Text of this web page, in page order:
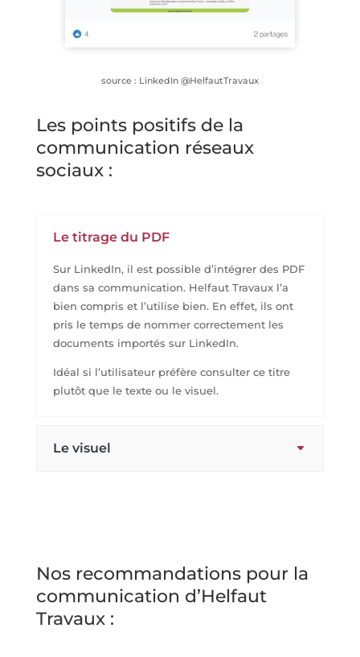
source : LinkedIn @HelfautTravaux
Les points positifs de la
communication réseaux
sociaux :
Le titrage du PDF
Sur LinkedIn, il est possible d’intégrer des PDF
dans sa communication. Helfaut Travaux l’a
bien compris et l’utilise bien. En effet, ils ont
pris le temps de nommer correctement les
documents importés sur LinkedIn.
Idéal si l’utilisateur préfère consulter ce titre
plutôt que le texte ou le visuel.
Le visuel
Nos recommandations pour la
communication d’Helfaut
Travaux :